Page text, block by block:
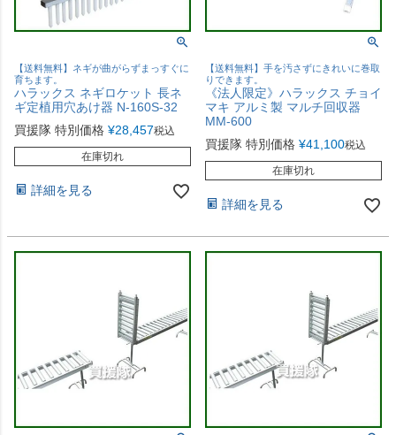
【送料無料】ネギが曲がらずまっすぐに
育ちます。
ハラックス ネギロケット 長ネ
ギ定植用穴あけ器 N-160S-32
買援隊 特別価格 ¥28,457税込
在庫切れ
詳細を見る
【送料無料】手を汚さずにきれいに巻取
りできます。
《法人限定》ハラックス チョイ
マキ アルミ製 マルチ回収器
MM-600
買援隊 特別価格 ¥41,100税込
在庫切れ
詳細を見る